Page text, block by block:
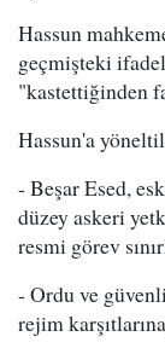
Hassun
geçmişteki
"kastettiğinden
Hassun'a
- Beşar Esed,
düzey askeri
resmi görev
- Ordu ve
rejim